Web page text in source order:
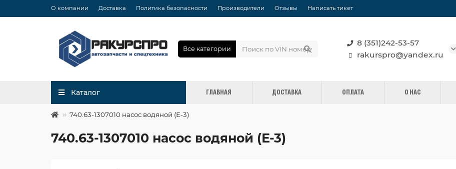
О компании Доставка Политика безопасности Производители Отзывы Написать тикет
Все категории
8 (351)242-53-57
rakurspro@yandex.ru
Каталог ГЛАВНАЯ ДОСТАВКА ОПЛАТА О НАС
740.63-1307010 насос водяной (Е-3)
740.63-1307010 насос водяной (Е-3)